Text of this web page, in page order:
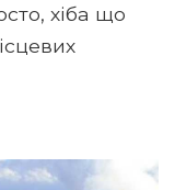
хіба що